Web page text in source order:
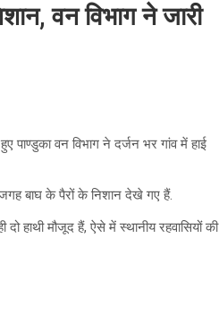
वन विभाग ने जारी
पाण्डुका वन विभाग ने दर्जन भर गांव में हाई
बाघ के पैरों के निशान देखे गए हैं.
हाथी मौजूद हैं, ऐसे में स्थानीय रहवासियों की